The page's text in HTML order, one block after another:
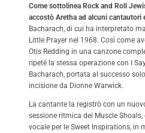
Come sottolinea Rock and Roll
accostò Aretha ad alcuni cantautori
Bacharach, di cui ha interpretato
Little Prayer nel 1968. Così come
Otis Redding in una canzone
ripeté la stessa operazione con I
Bacharach, portata al successo
incisione da Dionne Warwick.
La cantante la registrò con un
sessione ritmica dei Muscle Shoals,
vocale per le Sweet Inspirations, in